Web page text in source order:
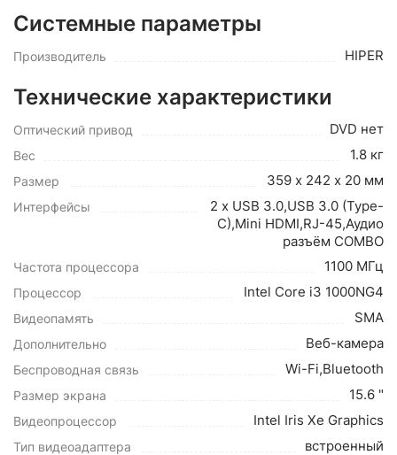
Системные параметры
Производитель HIPER
Технические характеристики
Оптический привод DVD нет
Вес 1.8 кг
Размер 359 х 242 х 20 мм
Интерфейсы
2 x USB 3.0,USB 3.0 (Type-
C),Mini HDMI,RJ-45,Аудио
разъём COMBO
Частота процессора 1100 МГц
Процессор Intel Core i3 1000NG4
Видеопамять SMA
Дополнительно Веб-камера
Беспроводная связь Wi-Fi,Bluetooth
Размер экрана 15.6 "
Видеопроцессор Intel Iris Xe Graphics
Тип видеоадаптера встроенный